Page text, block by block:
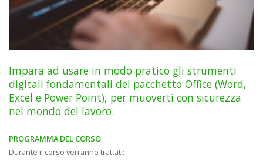
Impara ad usare in modo pratico gli strumenti
digitali fondamentali del pacchetto Office (Word,
Excel e Power Point), per muoverti con sicurezza
nel mondo del lavoro.
PROGRAMMA DEL CORSO
Durante il corso verranno trattati: